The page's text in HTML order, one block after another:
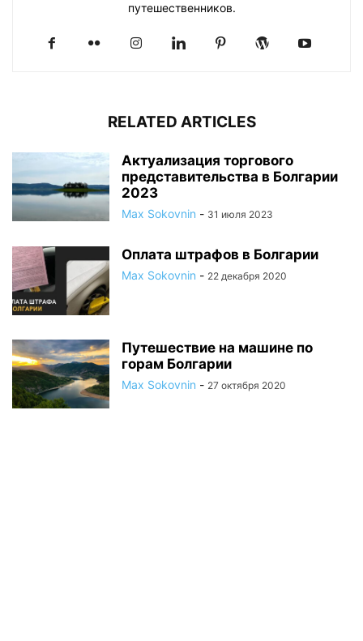
путешественников.
RELATED ARTICLES
Актуализация торгового
представительства в Болгарии
2023
Max Sokovnin - 31 июля 2023
Оплата штрафов в Болгарии
Max Sokovnin - 22 декабря 2020
Путешествие на машине по
горам Болгарии
Max Sokovnin - 27 октября 2020